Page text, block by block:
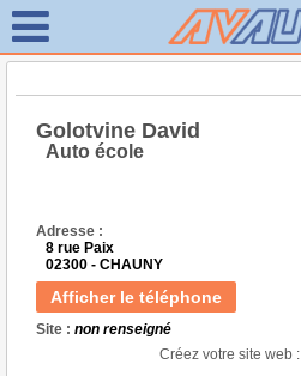
Golotvine David
Auto école
Adresse :
8 rue Paix
02300 - CHAUNY
Afficher le téléphone
Site : non renseigné
Créez votre site web :